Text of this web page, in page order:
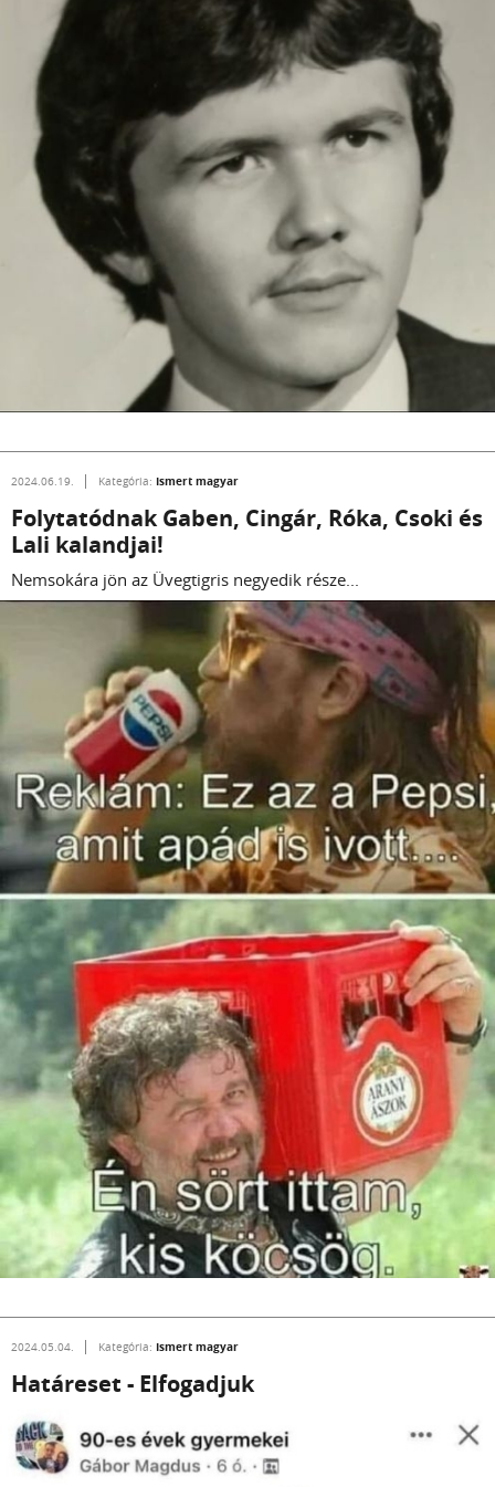
2024.06.19. Kategória: Ismert magyar
Folytatódnak Gaben, Cingár, Róka, Csoki és
Lali kalandjai!
Nemsokára jön az Üvegtigris negyedik része...
2024.05.04. Kategória: Ismert magyar
Határeset - Elfogadjuk